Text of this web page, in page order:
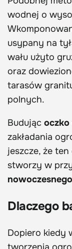
wodnej o
usypany na
wału użyto
oraz
tarasów
polnych.
Budując
zakładania
jeszcze, że
stworzy w
Dlaczego
Dopiero kiedy